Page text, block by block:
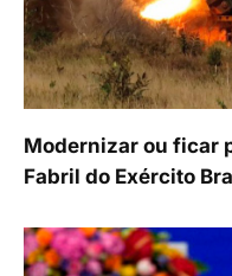
Modernizar ou ficar
Fabril do Exército